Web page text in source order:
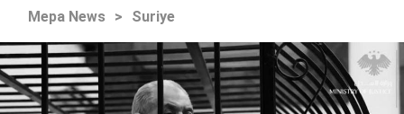
Mepa News > Suriye